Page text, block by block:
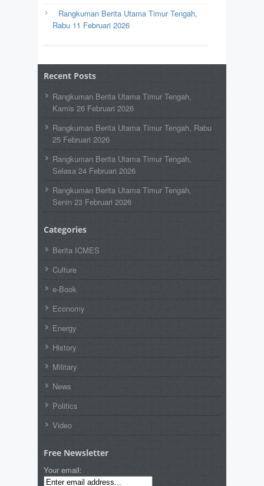
Rangkuman Berita Utama Timur Tengah,
Rabu 11 Februari 2026
Recent Posts
Rangkuman Berita Utama Timur Tengah,
Kamis 26 Februari 2026
Rangkuman Berita Utama Timur Tengah, Rabu
25 Februari 2026
Rangkuman Berita Utama Timur Tengah,
Selasa 24 Februari 2026
Rangkuman Berita Utama Timur Tengah,
Senin 23 Februari 2026
Categories
Berita ICMES
Culture
e-Book
Economy
Energy
History
Military
News
Politics
Video
Free Newsletter
Your email: